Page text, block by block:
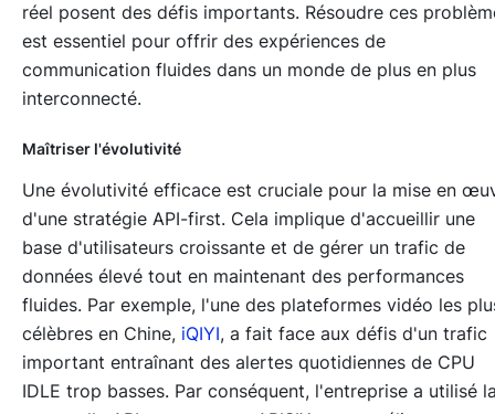
réel posent des défis importants. Résoudre ces
est essentiel pour offrir des expériences de
communication fluides dans un monde de plus en plus
interconnecté.
Maîtriser l'évolutivité
Une évolutivité efficace est cruciale pour la mise en
d'une stratégie API-first. Cela implique d'accueillir une
base d'utilisateurs croissante et de gérer un trafic de
données élevé tout en maintenant des performances
fluides. Par exemple, l'une des plateformes vidéo les
célèbres en Chine, iQIYI, a fait face aux défis d'un trafic
important entraînant des alertes quotidiennes de CPU
IDLE trop basses. Par conséquent, l'entreprise a utilisé